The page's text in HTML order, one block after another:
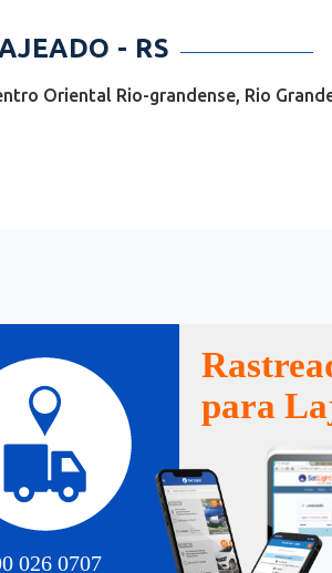
- RS
Oriental Rio-grandense, Rio Grande
026 0707
para